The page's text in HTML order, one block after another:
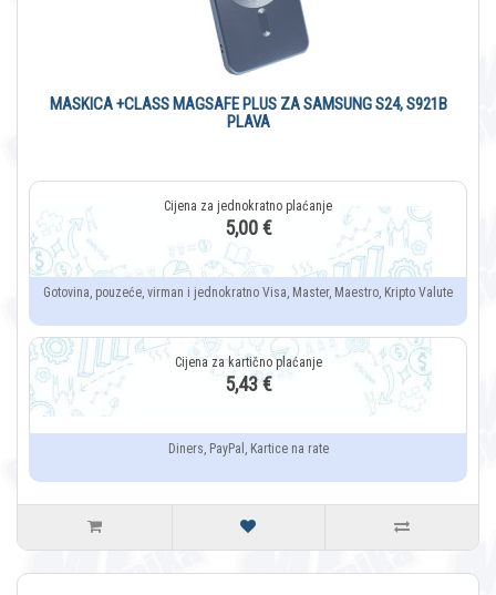
MASKICA +CLASS MAGSAFE PLUS ZA SAMSUNG S24, S921B
PLAVA
5,00 €
Gotovina, pouzeće, virman i jednokratno Visa, Master, Maestro, Kripto Valute
5,43 €
Diners, PayPal, Kartice na rate